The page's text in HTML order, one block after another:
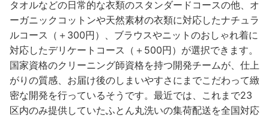
タオルなどの日常的な衣類のスタンダードコースの他、オ
ーガニックコットンや天然素材の衣類に対応したナチュラ
ルコース（＋300円）、ブラウスやニットのおしゃれ着に
対応したデリケートコース（＋500円）が選択できます。
国家資格のクリーニング師資格を持つ開発チームが、仕上
がりの質感、お届け後のしまいやすさにまでこだわって緻
密な開発を行っているそうです。最近では、これまで23
区内のみ提供していたふとん丸洗いの集荷配送を全国対応